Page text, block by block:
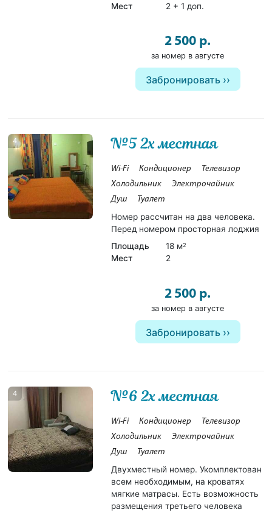
Мест 2 + 1 доп.
2 500 р.
за номер в августе
Забронировать
4 №5 2х местная
Wi-Fi Кондиционер
Телевизор
Холодильник
Электрочайник
Душ
Туалет
Номер рассчитан на два человека.
Перед номером просторная лоджия
Площадь
18 м2
Мест 2
2 500 р.
за номер в августе
Забронировать
4 №6 2х местная
Wi-Fi Кондиционер
Телевизор
Холодильник
Электрочайник
Душ
Туалет
Двухместный номер. Укомплектован
всем необходимым, на кроватях
мягкие матрасы. Есть возможность
размещения третьего человека